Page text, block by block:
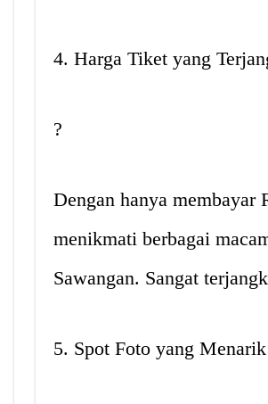
4. Harga Tiket yang
?
Dengan hanya membayar
menikmati berbagai
Sawangan. Sangat
5. Spot Foto yang Menarik